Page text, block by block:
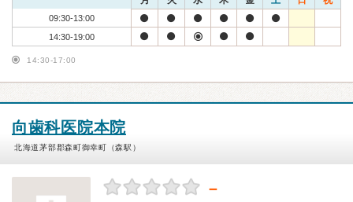
09:30-13:00
14:30-19:00
14:30-17:00
向歯科医院本院
北海道茅部郡森町御幸町（森駅）
－